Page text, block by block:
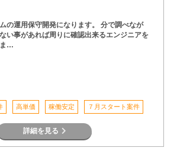
の運用保守開発になります。 分で調べなが
い事があれば周りに確認出来るエンジニアを
ま…
高単価 稼働安定 ７月スタート案件
詳細を見る